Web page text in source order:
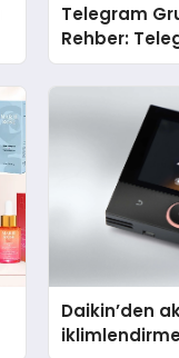
Telegram
Rehber:
Dizinleri
Daikin’den